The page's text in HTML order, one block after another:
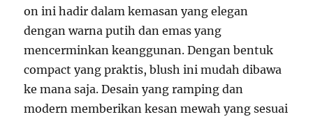
on ini hadir dalam kemasan yang elegan
dengan warna putih dan emas yang
mencerminkan keanggunan. Dengan bentuk
compact yang praktis, blush ini mudah dibawa
ke mana saja. Desain yang ramping dan
modern memberikan kesan mewah yang sesuai